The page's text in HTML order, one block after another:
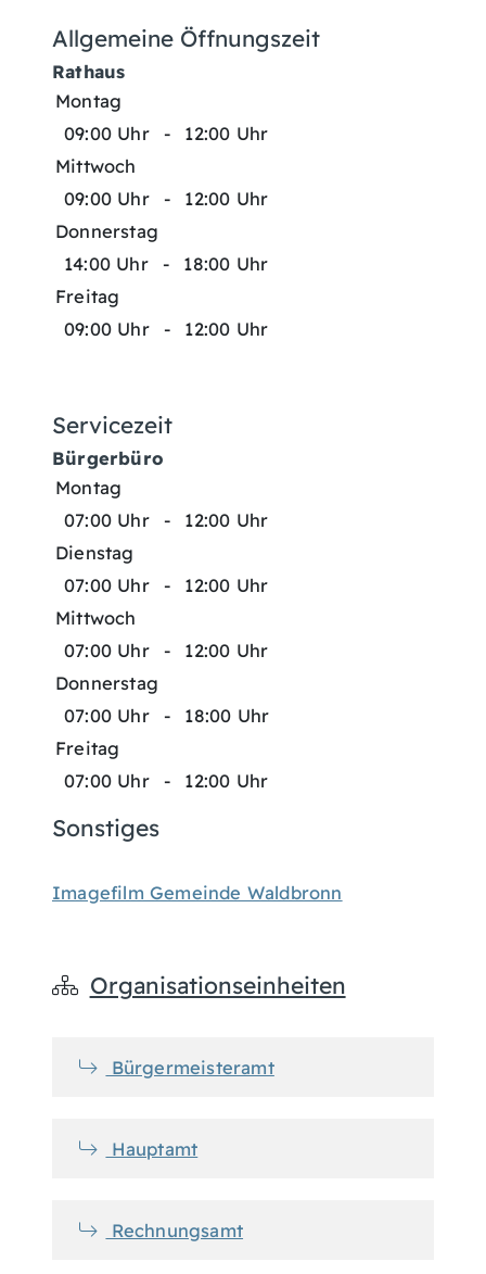
Allgemeine Öffnungszeit
Rathaus
Montag
09:00 Uhr
-
12:00 Uhr
Mittwoch
09:00 Uhr
-
12:00 Uhr
Donnerstag
14:00 Uhr
-
18:00 Uhr
Freitag
09:00 Uhr
- 12:00 Uhr
Servicezeit
Bürgerbüro
Montag
07:00 Uhr
-
12:00 Uhr
Dienstag
07:00 Uhr
-
12:00 Uhr
Mittwoch
07:00 Uhr
-
12:00 Uhr
Donnerstag
07:00 Uhr
-
18:00 Uhr
Freitag
07:00 Uhr
- 12:00 Uhr
Sonstiges
Imagefilm Gemeinde Waldbronn
Organisationseinheiten
Bürgermeisteramt
Hauptamt
Rechnungsamt